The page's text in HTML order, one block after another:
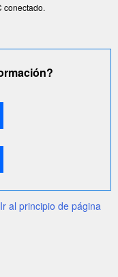
conectado.
Ir al principio de página